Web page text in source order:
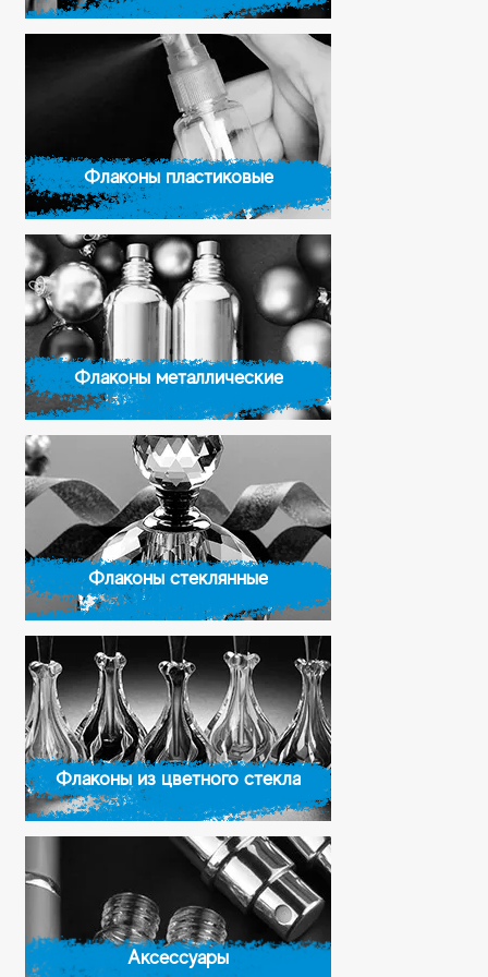
Флаконы пластиковые
Флаконы металлические
Флаконы стеклянные
Флаконы из цветного стекла
Аксессуары